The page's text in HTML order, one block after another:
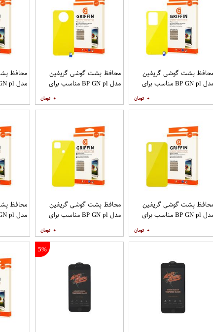
پشت گوشی گریفین
مدل BP GN pl مناسب برای
Galaxy S20
۰
محافظ پشت گوشی گریفین
مدل BP GN pl مناسب برای
گوشی موبایل شیائومی Mi Note
9T
۰
محافظ
پشت گوشی گریفین
مدل BP GN pl مناسب برای
۰
محافظ پشت گوشی گریفین
مدل BP GN pl مناسب برای
9C
۰
محافظ
9T
5%